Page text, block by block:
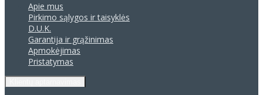
Apie mus
Pirkimo sąlygos ir taisyklės
D.U.K.
Garantija ir grąžinimas
Apmokėjimas
Pristatymas